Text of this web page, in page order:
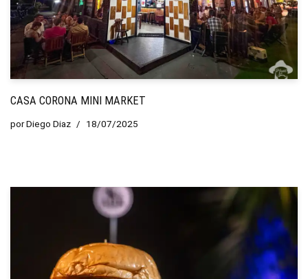
CASA CORONA MINI MARKET
porDiego Diaz 18/07/2025